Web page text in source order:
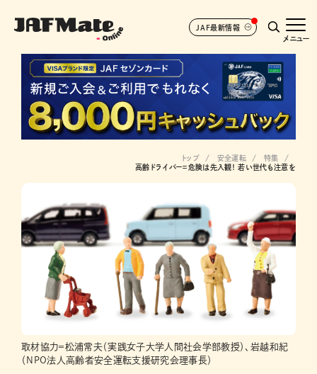
JAF最新情報
メニュー
トップ 安全運転
特集
高齢ドライバー＝危険は先入観！ 若い世代も注意を
取材協力＝松浦常夫（実践女子大学人間社会学部教授）、岩越和紀
（NPO法人高齢者安全運転支援研究会理事長）